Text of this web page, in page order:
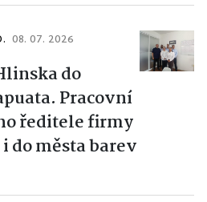
08. 07. 2026
do
Pracovní
ředitele firmy
do města barev